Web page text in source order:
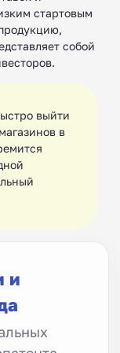
стартовым
собой
выйти
в
и